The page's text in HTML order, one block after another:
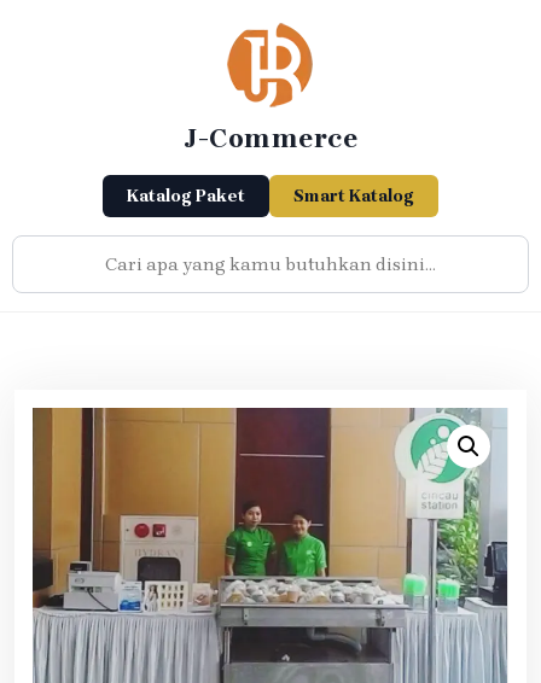
J-Commerce
Katalog Paket Smart Katalog